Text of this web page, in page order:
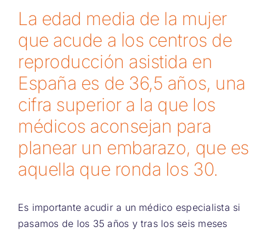
La edad media de la mujer
que acude a los centros de
reproducción asistida en
España es de 36,5 años, una
cifra superior a la que los
médicos aconsejan para
planear un embarazo, que es
aquella que ronda los 30.
Es importante acudir a un médico especialista si
pasamos de los 35 años y tras los seis meses